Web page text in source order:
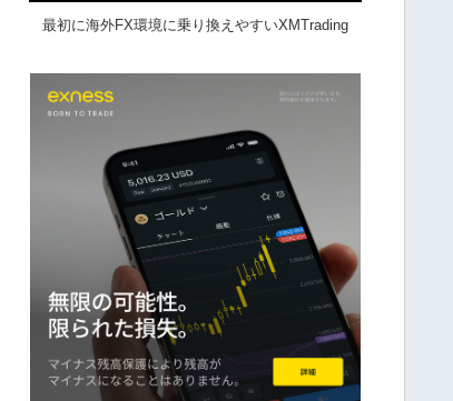
最初に海外FX環境に乗り換えやすいXMTrading